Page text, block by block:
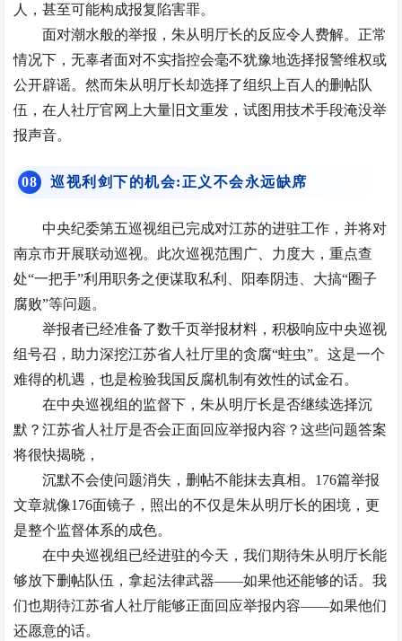
人，甚至可能构成报复陷害罪。
面对潮水般的举报，朱从明厅长的反应令人费解。正常
情况下，无辜者面对不实指控会毫不犹豫地选择报警维权或
公开辟谣。然而朱从明厅长却选择了组织上百人的删帖队
伍，在人社厅官网上大量旧文重发，试图用技术手段淹没举
报声音。
08 巡视利剑下的机会:正义不会永远缺席
中央纪委第五巡视组已完成对江苏的进驻工作，并将对
南京市开展联动巡视。此次巡视范围广、力度大，重点查
处“一把手”利用职务之便谋取私利、阳奉阴违、大搞“圈子
腐败”等问题。
举报者已经准备了数千页举报材料，积极响应中央巡视
组号召，助力深挖江苏省人社厅里的贪腐“蛀虫”。这是一个
难得的机遇，也是检验我国反腐机制有效性的试金石。
在中央巡视组的监督下，朱从明厅长是否继续选择沉
默？江苏省人社厅是否会正面回应举报内容？这些问题答案
将很快揭晓，
沉默不会使问题消失，删帖不能抹去真相。176篇举报
文章就像176面镜子，照出的不仅是朱从明厅长的困境，更
是整个监督体系的成色。
在中央巡视组已经进驻的今天，我们期待朱从明厅长能
够放下删帖队伍，拿起法律武器——如果他还能够的话。我
们也期待江苏省人社厅能够正面回应举报内容——如果他们
还愿意的话。